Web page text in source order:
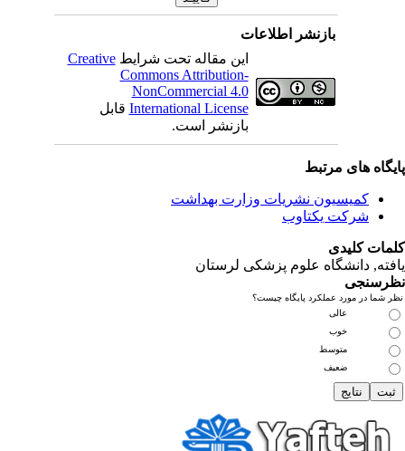
بازنشر اطلاعات
این مقاله تحت شرایطCreative
Commons Attribution-
NonCommercial 4.0
International Licenseقابل
بازنشر است.
های مرتبط
کمیسیون نشریات وزارت بهداشت
شرکت یکتاوب
کلیدی
, دانشگاه علوم پزشکی لرستان
شما در مورد عملکرد پایگاه چیست؟
عالی
خوب
متوسط
ضعیف